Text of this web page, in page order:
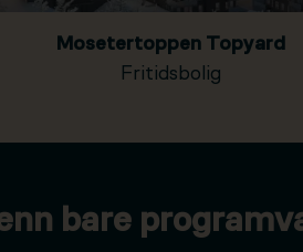
Mosetertoppen Topyard
Fritidsbolig
bare